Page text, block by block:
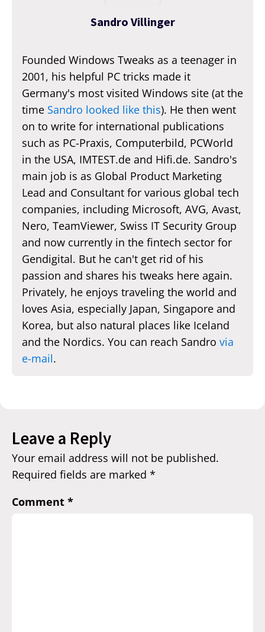
Sandro Villinger
Founded Windows Tweaks as a teenager in
2001, his helpful PC tricks made it
Germany's most visited Windows site (at the
time Sandro looked like this). He then went
on to write for international publications
such as PC-Praxis, Computerbild, PCWorld
in the USA, IMTEST.de and Hifi.de. Sandro's
main job is as Global Product Marketing
Lead and Consultant for various global tech
companies, including Microsoft, AVG, Avast,
Nero, TeamViewer, Swiss IT Security Group
and now currently in the fintech sector for
Gendigital. But he can't get rid of his
passion and shares his tweaks here again.
Privately, he enjoys traveling the world and
loves Asia, especially Japan, Singapore and
Korea, but also natural places like Iceland
and the Nordics. You can reach Sandro via
e-mail.
Leave a Reply
Your email address will not be published.
Required fields are marked *
Comment *